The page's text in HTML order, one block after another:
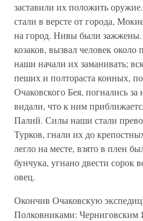
заставили их положить
стали в версте от города,
на город. Нивы были зажжены.
козаков, вызвал человек около
наши начали их заманивать;
пеших и полтораста конных,
Очаковского Бея, погнались
видали, что к ним
Палий. Силы наши стали
Турков, гнали их до
легло на месте, взято в плен
бунчука, угнано двести сорок
овец.
Окончив Очаковскую
Полковниками: Черниговским